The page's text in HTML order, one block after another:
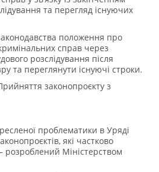
та перегляд існуючих
положення про
справ через
розслідування після
та переглянути існуючі строки.
законопроєкту з
проблематики в Уряді
які частково
Міністерством